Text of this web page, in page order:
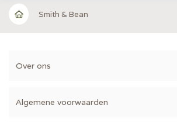
Smith & Bean
Over ons
Algemene voorwaarden